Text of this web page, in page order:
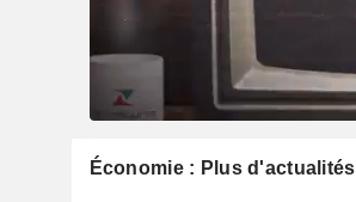
Économie : Plus d'actualités